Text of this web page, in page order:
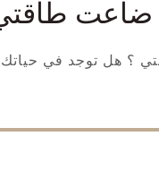
ضاعت